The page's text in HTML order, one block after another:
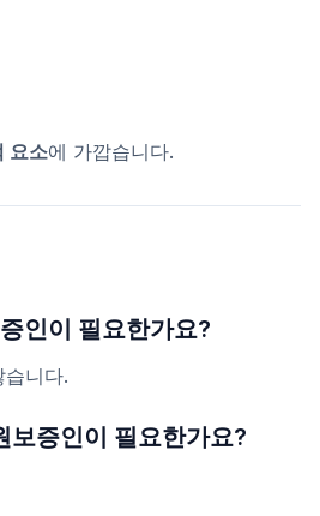
요소에 가깝습니다.
인이 필요한가요?
니다.
보증인이 필요한가요?